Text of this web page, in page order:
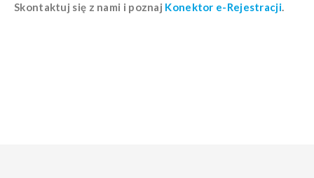
Skontaktuj się z nami i poznaj Konektor e-Rejestracji.